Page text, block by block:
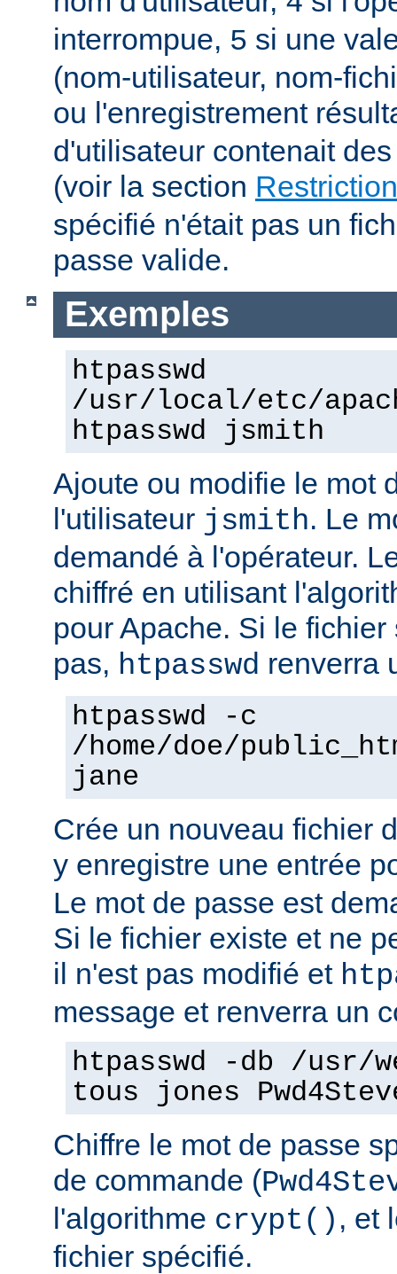
interrompue, 5 si une
(nom-utilisateur, nom-
ou l'enregistrement
d'utilisateur contenait
(voir la section
spécifié n'était pas un
passe valide.
Exemples
htpasswd
/usr/local/etc/
htpasswd jsmith
Ajoute ou modifie le mot
l'utilisateur jsmith. Le
demandé à l'opérateur.
chiffré en utilisant
pour Apache. Si le
pas, htpasswd renverra
htpasswd -c
/home/doe/
jane
Crée un nouveau fichier
y enregistre une entrée
Le mot de passe est
Si le fichier existe et ne
il n'est pas modifié et
message et renverra un
htpasswd -db /usr/
tous jones
Chiffre le mot de passe
de commande (
l'algorithme crypt() , et
fichier spécifié.